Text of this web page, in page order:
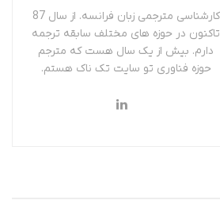
کارشناسی مترجمی زبان فرانسه. از سال 87
تاکنون در حوزه های مختلف سابقه ترجمه
دارم. بیش از یک سال هست که مترجم
حوزه فناوری تو سایت تک ناک هستم.